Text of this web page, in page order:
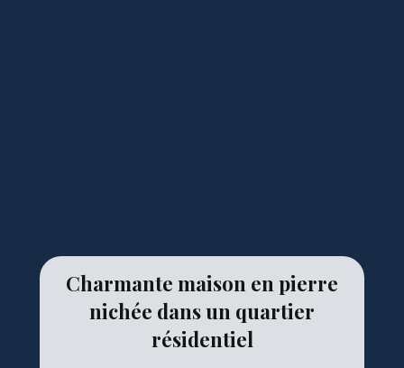
Charmante maison en pierre
nichée dans un quartier
résidentiel